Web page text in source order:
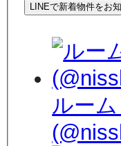
LINEで新着物件をお
ルー